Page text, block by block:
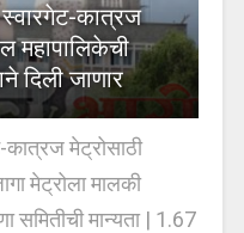
कात्रज
महापालिकेची
दिली जाणार
मेट्रोसाठी
मेट्रोला मालकी
समितीची मान्यता | 1.67